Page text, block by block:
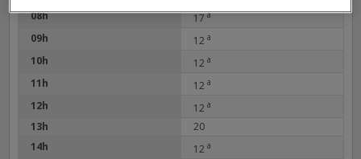
08h
17a
09h 12 a
10h 12 a
11h 12 a
12h 12 a
13h
20
14h
12 a